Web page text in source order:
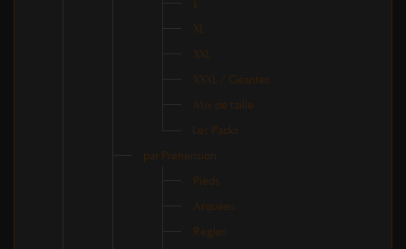
L
XL
XXL
XXXL / Géantes
Mix de taille
Les Packs
par Préhension
Pieds
Arquées
Règles